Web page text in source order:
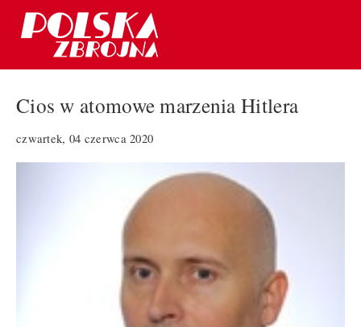
Cios w atomowe marzenia Hitlera
czwartek, 04 czerwca 2020